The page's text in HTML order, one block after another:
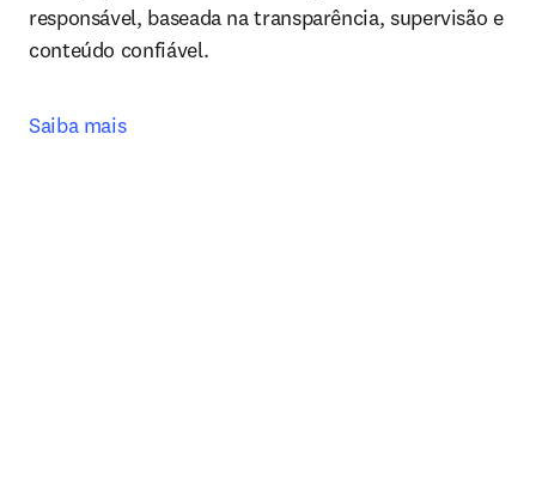
responsável, baseada na transparência, supervisão e
conteúdo confiável.
Saiba mais